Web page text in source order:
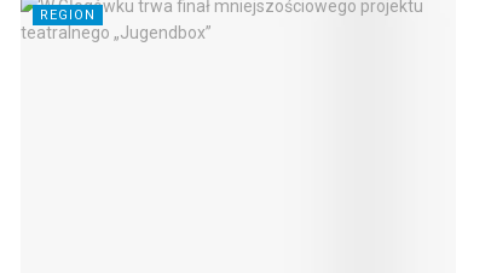
REGION